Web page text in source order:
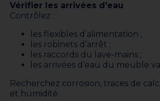
Vérifier les arrivées d’eau
Contrôlez :
les flexibles d’alimentation ;
les robinets d’arrêt ;
les raccords du lave-mains ;
les arrivées d’eau du meuble
Recherchez corrosion, traces de
et humidité.